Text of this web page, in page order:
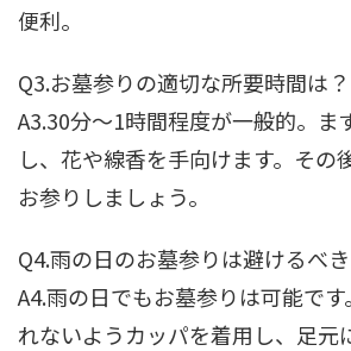
便利。
Q3.お墓参りの適切な所要時間は？
A3.30分～1時間程度が一般的。ま
し、花や線香を手向けます。その
お参りしましょう。
Q4.雨の日のお墓参りは避けるべ
A4.雨の日でもお墓参りは可能で
れないようカッパを着用し、足元